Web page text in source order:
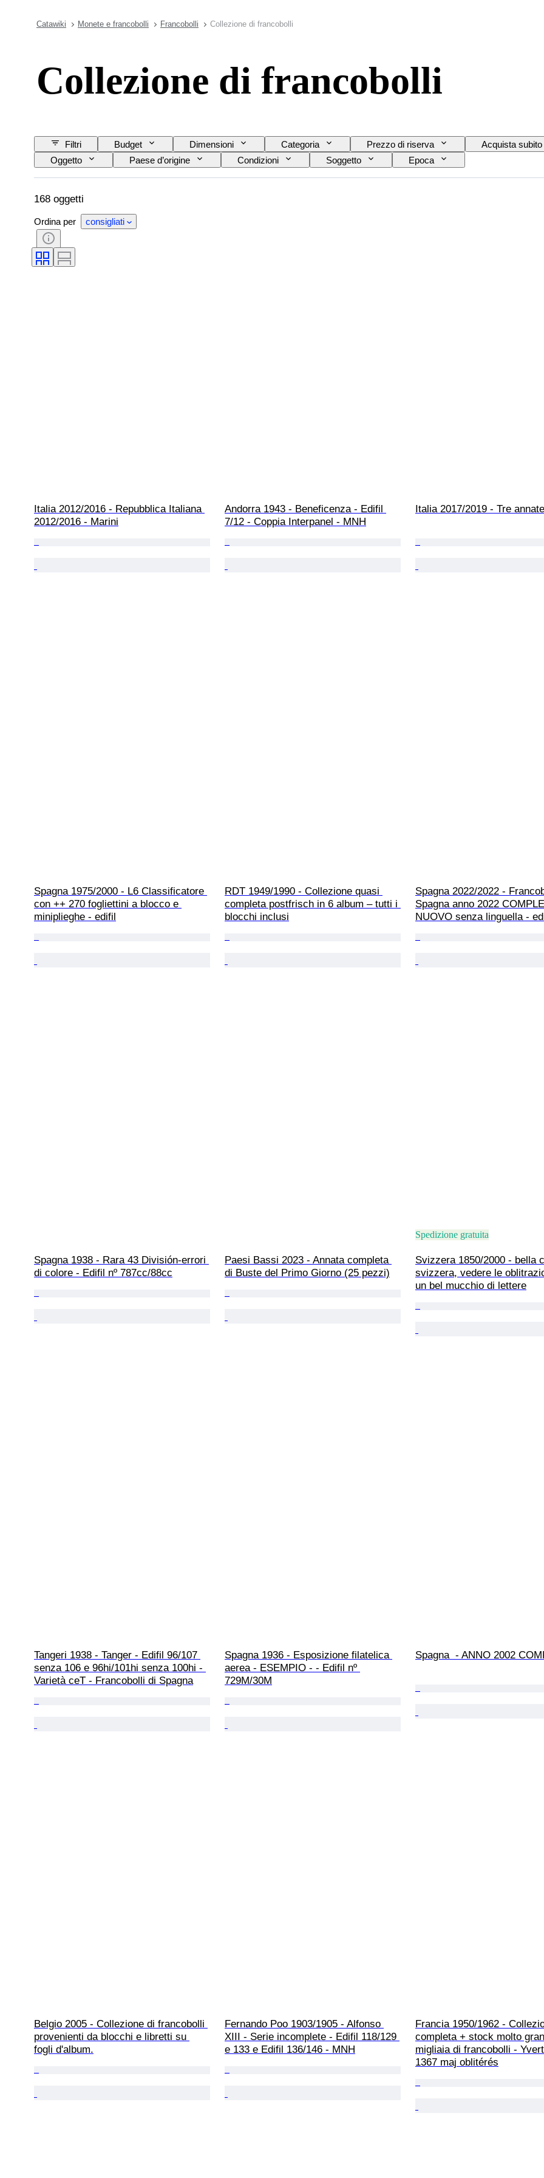
Catawiki Monete e francobolli Francobolli Collezione di francobolli
Collezione di francobolli
Filtri Budget Dimensioni Categoria Prezzo di riserva Acquista subito
Oggetto
Paese d’origine Condizioni Soggetto Epoca
168 oggetti
Ordina per consigliati
Italia 2012/2016 - Repubblica Italiana
2012/2016 - Marini
Andorra 1943 - Beneficenza - Edifil
7/12 - Coppia Interpanel - MNH
Italia 2017/2019 - Tre
Spagna 1975/2000 - L6 Classificatore
con ++ 270 fogliettini a blocco e
miniplieghe - edifil
RDT 1949/1990 - Collezione quasi
completa postfrisch in 6 album – tutti i
blocchi inclusi
Spagna 2022/2022 -
Spagna anno 2022
NUOVO senza linguella -
Spagna 1938 - Rara 43 División-errori
di colore - Edifil nº 787cc/88cc
Paesi Bassi 2023 - Annata completa
di Buste del Primo Giorno (25 pezzi)
Spedizione gratuita
Svizzera 1850/2000 - bella
svizzera, vedere le
un bel mucchio di lettere
Tangeri 1938 - Tanger - Edifil 96/107
senza 106 e 96hi/101hi senza 100hi -
Varietà ceT - Francobolli di Spagna
Spagna 1936 - Esposizione filatelica
aerea - ESEMPIO - - Edifil nº
729M/30M
Spagna  - ANNO 2002
Belgio 2005 - Collezione di francobolli
provenienti da blocchi e libretti su
fogli d'album.
Fernando Poo 1903/1905 - Alfonso
XIII - Serie incomplete - Edifil 118/129
e 133 e Edifil 136/146 - MNH
Francia 1950/1962 -
completa + stock molto
migliaia di francobolli -
1367 maj oblitérés